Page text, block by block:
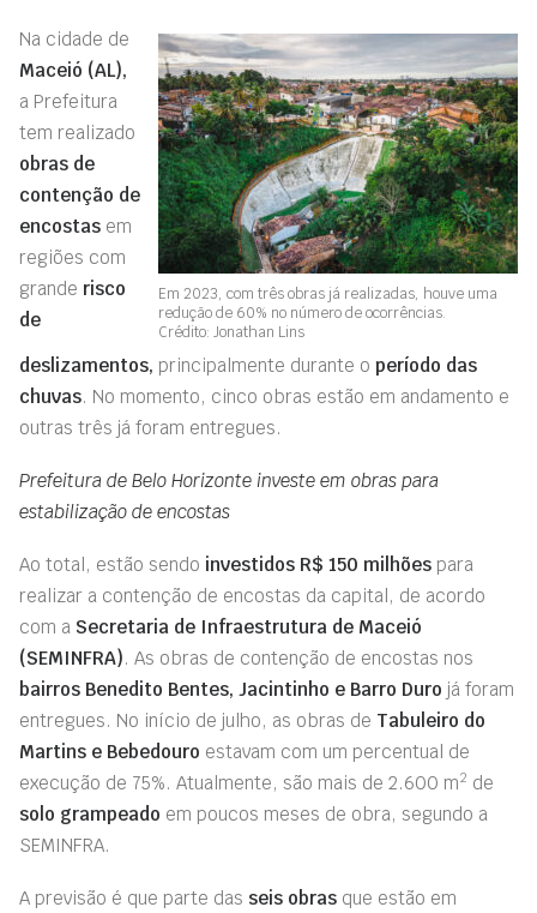
Em 2023, com três obras já realizadas, houve uma
redução de 60% no número de ocorrências.
Crédito: Jonathan Lins
Na cidade de
Maceió (AL),
a Prefeitura
tem realizado
obras de
contenção de
encostas em
regiões com
grande risco
de
deslizamentos, principalmente durante o período das
chuvas. No momento, cinco obras estão em andamento e
outras três já foram entregues.
Prefeitura de Belo Horizonte investe em obras para
estabilização de encostas
Ao total, estão sendo investidos R$ 150 milhões para
realizar a contenção de encostas da capital, de acordo
com a Secretaria de Infraestrutura de Maceió
(SEMINFRA). As obras de contenção de encostas nos
bairros Benedito Bentes, Jacintinho e Barro Duro já foram
entregues. No início de julho, as obras de Tabuleiro do
Martins e Bebedouro estavam com um percentual de
execução de 75%. Atualmente, são mais de 2.600 m2 de
solo grampeado em poucos meses de obra, segundo a
SEMINFRA.
A previsão é que parte das seis obras que estão em